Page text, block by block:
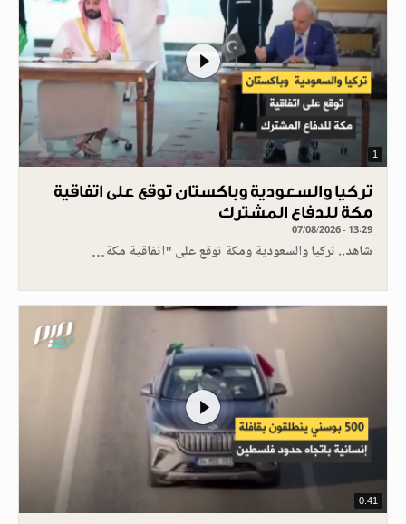
1
تركيا والسعودية وباكستان توقع على اتفاقية
مكة للدفاع المشترك
07/08/2026 - 13:29
شاهد.. تركيا والسعودية ومكة توقع على "اتفاقية مكة…
0.41